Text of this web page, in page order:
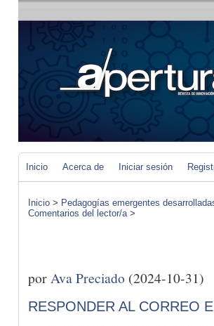
Inicio Acerca de Iniciar sesión
Inicio > Pedagogías emergentes
Comentarios del lector/a>
por Ava Preciado (2024-10-31)
RESPONDER AL CORREO